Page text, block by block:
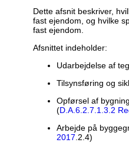
Dette afsnit beskriver,
fast ejendom, og hvilke
fast ejendom.
Afsnittet indeholder:
Udarbejdelse af
Tilsynsføring og
Opførsel af
(D.A.6.2.7.1.3.2
Arbejde på
2017 .2.4)